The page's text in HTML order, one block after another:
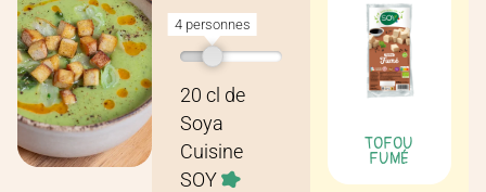
4 personnes
Recette pour 4 personnes
20 cl de
Soya
Cuisine
SOY
TOFOU
FUMÉ